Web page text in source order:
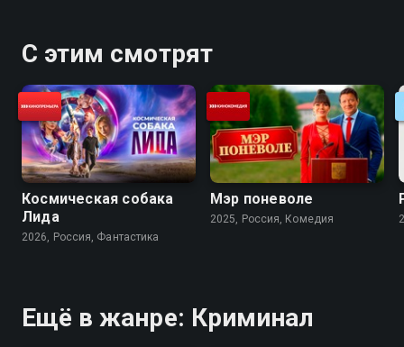
С этим смотрят
Космическая собака
Лида
2026, Россия, Фантастика
Мэр поневоле
2025, Россия, Комедия
Ещё в жанре: Криминал